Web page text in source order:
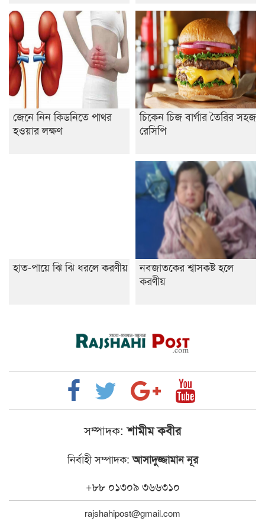
জেনে নিন কিডনিতে পাথর
হওয়ার লক্ষণ
চিকেন চিজ বার্গার তৈরির সহজ
রেসিপি
হাত-পায়ে ঝি ঝি ধরলে করণীয়
নবজাতকের শ্বাসকষ্ট হলে
করণীয়
সম্পাদক: শামীম কবীর
নির্বাহী সম্পাদক:আসাদুজ্জামান নূর
+৮৮ ০১৩০৯ ৩৬৬৩১০
rajshahipost@gmail.com